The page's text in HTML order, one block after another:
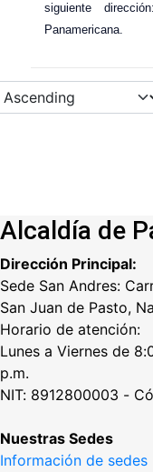
siguiente
Panamericana.
Alcaldía de
Dirección Principal:
Sede San Andres:
San Juan de Pasto,
Horario de atención:
Lunes a Viernes de
p.m.
NIT: 8912800003 -
Nuestras Sedes
Información de sedes